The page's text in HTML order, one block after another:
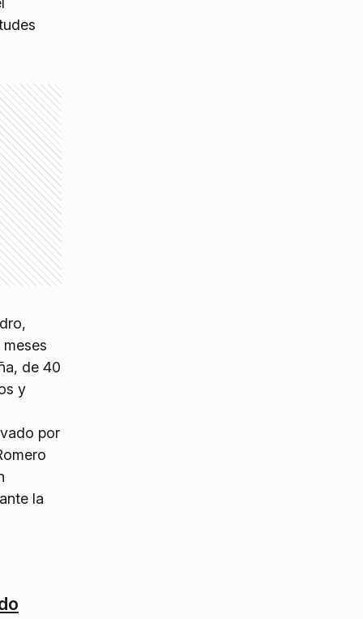
de 40
y
por
la